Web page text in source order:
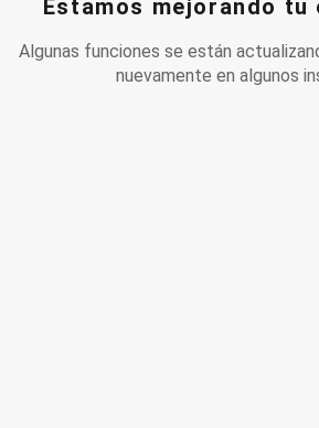
Estamos mejorando tu
Algunas funciones se están
nuevamente en algunos